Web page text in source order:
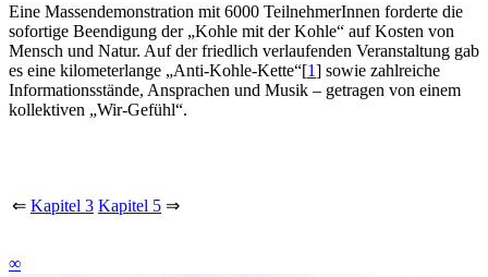
Eine Massendemonstration mit 6000 TeilnehmerInnen forderte die
sofortige Beendigung der „Kohle mit der Kohle“ auf Kosten von
Mensch und Natur. Auf der friedlich verlaufenden Veranstaltung gab
es eine kilometerlange „Anti-Kohle-Kette“[1] sowie zahlreiche
Informationsstände, Ansprachen und Musik – getragen von einem
kollektiven „Wir-Gefühl“.
⇐ Kapitel 3 Kapitel 5 ⇒
∞